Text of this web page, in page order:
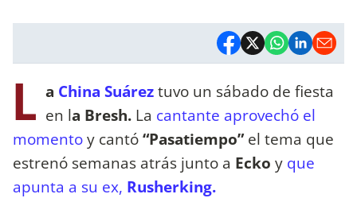
L a China Suáreztuvo un sábado de fiesta
en la Bresh. La cantante aprovechó el
momentoy cantó“Pasatiempo”el tema que
estrenó semanas atrás junto a Ecko y que
apunta a su ex, Rusherking.